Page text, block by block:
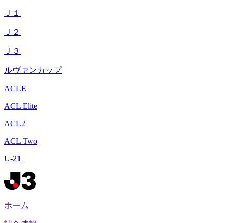
Ｊ１
Ｊ２
Ｊ３
ルヴァンカップ
ACLE
ACL Elite
ACL2
ACL Two
U-21
ホーム